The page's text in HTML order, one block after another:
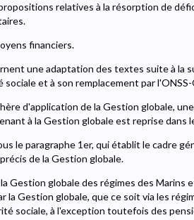
relatives à la résorption de
financiers.
une adaptation des textes suite à la
et à son remplacement par
d'application de la Gestion globale,
à la Gestion globale est reprise dans
le paragraphe 1er, qui établit le cadre
de la Gestion globale.
globale des régimes des Marins
la Gestion globale, que ce soit via les
sociale, à l'exception toutefois des